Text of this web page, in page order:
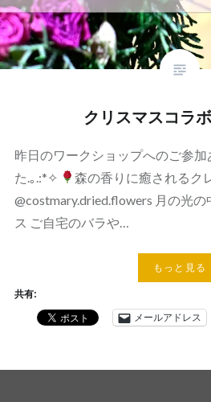
クリスマスコラ
昨日のワークショップへのご参
た.｡.:*✧
森の香りに癒されるク
@costmary.dried.flowers 月の光
ス ご自宅のバラや…
もっと見る
共有:
メールアドレス